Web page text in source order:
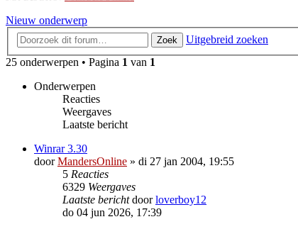
Nieuw onderwerp
Zoek
Uitgebreid zoeken
25 onderwerpen • Pagina 1 van 1
Onderwerpen
Reacties
Weergaves
Laatste bericht
Winrar 3.30
doorMandersOnline » di 27 jan 2004, 19:55
5 Reacties
6329 Weergaves
Laatste berichtdoorloverboy12
do 04 jun 2026, 17:39